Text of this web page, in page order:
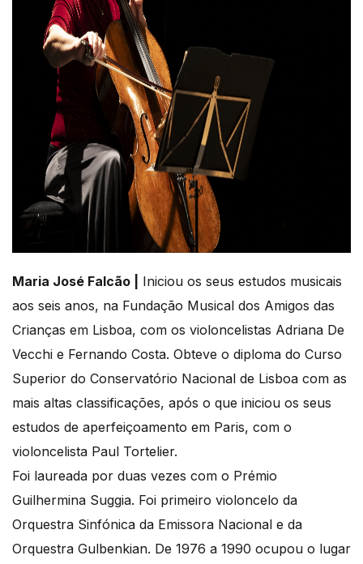
Maria José Falcão |
Iniciou os seus estudos musicais
aos seis anos, na Fundação Musical dos Amigos das
Crianças em Lisboa, com os violoncelistas Adriana De
Vecchi e Fernando Costa. Obteve o diploma do Curso
Superior do Conservatório Nacional de Lisboa com as
mais altas classificações, após o que iniciou os seus
estudos de aperfeiçoamento em Paris, com o
violoncelista Paul Tortelier.
Foi laureada por duas vezes com o Prémio
Guilhermina Suggia. Foi primeiro violoncelo da
Orquestra Sinfónica da Emissora Nacional e da
Orquestra Gulbenkian. De 1976 a 1990 ocupou o lugar